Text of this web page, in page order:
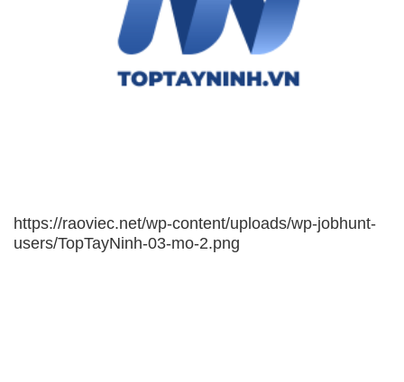
https://raoviec.net/wp-content/uploads/wp-jobhunt-
users/TopTayNinh-03-mo-2.png